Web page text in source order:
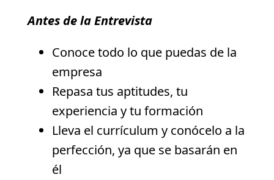
Antes de la Entrevista
Conoce todo lo que puedas de la
empresa
Repasa tus aptitudes, tu
experiencia y tu formación
Lleva el currículum y conócelo a la
perfección, ya que se basarán en
él